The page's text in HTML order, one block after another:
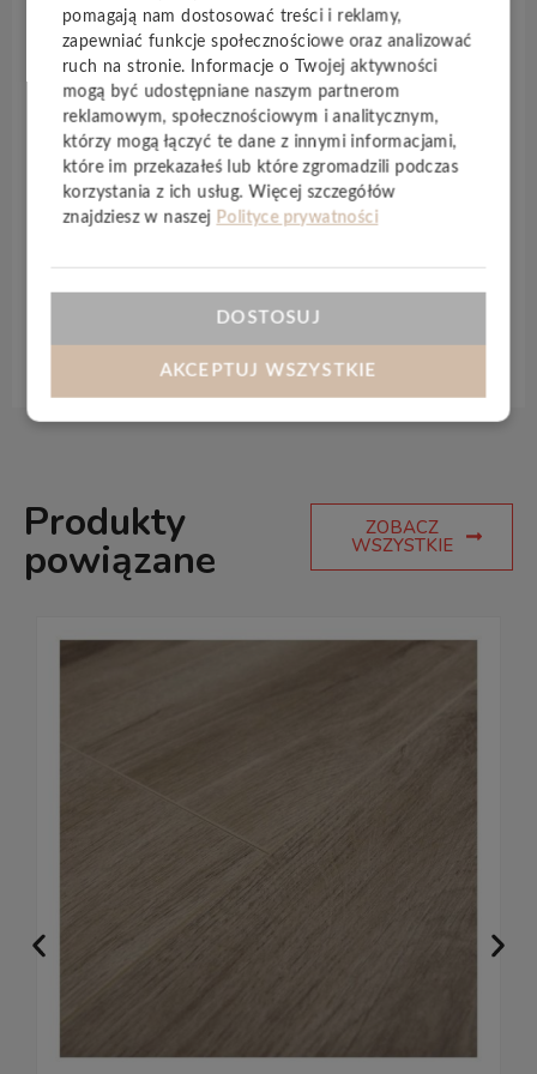
Specyfikacja techniczna
harmonijne i autentyczne wrażenie.
Podłoga Avatara wykonana jest z ekologicznego
materiałuTalcusan®, który nie zawiera PCW, chloru
ani środków zmiękczających, spełniając najwyższe
standardy zdrowego i zrównoważonego mieszkania.
PowierzchniaMultiSensesprawia, że jestniezwykle
wytrzymała
odporna na zarysowania
Produkty
powiązane
ZOBACZ
WSZYSTKIE
pomagają nam dostosować treści i reklamy,
zapewniać funkcje społecznościowe oraz analizować
ruch na stronie. Informacje o Twojej aktywności
mogą być udostępniane naszym partnerom
reklamowym, społecznościowym i analitycznym,
którzy mogą łączyć te dane z innymi informacjami,
które im przekazałeś lub które zgromadzili podczas
korzystania z ich usług. Więcej szczegółów
znajdziesz w naszej Polityce prywatności
DOSTOSUJ
AKCEPTUJ WSZYSTKIE